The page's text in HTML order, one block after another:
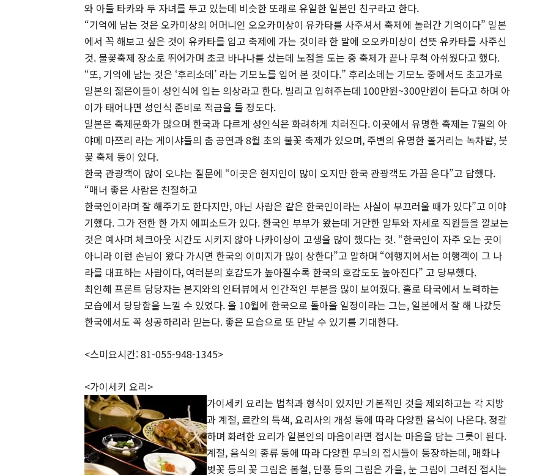
와 아들 타카와 두 자녀를 두고 있는데 비슷한 또래로 유일한 일본인 친구라고 한다.
“기억에 남는 것은 오카미상의 어머니인 오오카미상이 유카타를 사주셔서 축제에 놀러간 기억이다” 일본
에서 꼭 해보고 싶은 것이 유카타를 입고 축제에 가는 것이라 한 말에 오오카미상이 선뜻 유카타를 사주신
것. 불꽃축제 장소로 뛰어가며 초코 바나나를 샀는데 노점을 도는 중 축제가 끝나 무척 아쉬웠다고 했다.
“또, 기억에 남는 것은 ‘후리소데’ 라는 기모노를 입어 본 것이다.” 후리소데는 기모노 중에서도 초고가로
일본의 젊은이들이 성인식에 입는 의상라고 한다. 빌리고 입혀주는데 100만원~300만원이 든다고 하며 아
이가 태어나면 성인식 준비로 적금을 들 정도다.
일본은 축제문화가 많으며 한국과 다르게 성인식은 화려하게 치러진다. 이곳에서 유명한 축제는 7월의 아
야메 마쯔리 라는 게이샤들의 춤 공연과 8월 초의 불꽃 축제가 있으며, 주변의 유명한 볼거리는 녹차밭, 붓
꽃 축제 등이 있다.
한국 관광객이 많이 오냐는 질문에 “이곳은 현지인이 많이 오지만 한국 관광객도 가끔 온다”고 답했다.
“매너 좋은 사람은 친절하고
한국인이라며 잘 해주기도 한다지만, 아닌 사람은 같은 한국인이라는 사실이 부끄러울 때가 있다”고 이야
기했다. 그가 전한 한 가지 에피소드가 있다. 한국인 부부가 왔는데 거만한 말투와 자세로 직원들을 깔보는
것은 예사며 체크아웃 시간도 시키지 않아 나카이상이 고생을 많이 했다는 것. “한국인이 자주 오는 곳이
아니라 이런 손님이 왔다 가시면 한국의 이미지가 많이 상한다”고 말하며 “여행지에서는 여행객이 그 나
라를 대표하는 사람이다, 여러분의 호감도가 높아질수록 한국의 호감도도 높아진다” 고 당부했다.
최인혜 프론트 담당자는 본지와의 인터뷰에서 인간적인 부분을 많이 보여줬다. 홀로 타국에서 노력하는
모습에서 당당함을 느낄 수 있었다. 올 10월에 한국으로 돌아올 일정이라는 그는, 일본에서 잘 해 나갔듯
한국에서도 꼭 성공하리라 믿는다. 좋은 모습으로 또 만날 수 있기를 기대한다.
<스미요시칸: 81-055-948-1345>
<가이세키 요리>
가이세키 요리는 법칙과 형식이 있지만 기본적인 것을 제외하고는 각 지방
과 계절, 료칸의 특색, 요리사의 개성 등에 따라 다양한 음식이 나온다. 정갈
하며 화려한 요리가 일본인의 마음이라면 접시는 마음을 담는 그릇이 된다.
계절, 음식의 종류 등에 따라 다양한 무늬의 접시들이 등장하는데, 매화나
벚꽃 등의 꽃 그림은 봄철, 단풍 등의 그림은 가을, 눈 그림이 그려진 접시는